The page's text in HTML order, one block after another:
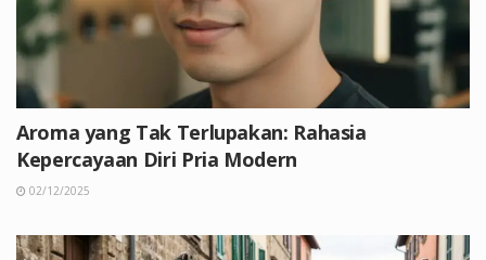
Aroma yang Tak Terlupakan: Rahasia
Kepercayaan Diri Pria Modern
02/12/2025